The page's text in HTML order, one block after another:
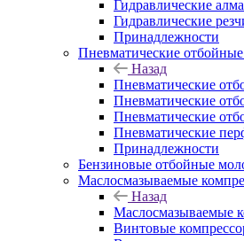
Гидравлические
Гидравлические
Принадлежности
Пневматические
Назад
Пневматические
Пневматические
Пневматические
Пневматические
Принадлежности
Бензиновые отбойные
Маслосмазываемые
Назад
Маслосмазываемые
Винтовые